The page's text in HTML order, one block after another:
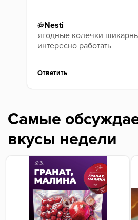
@Nesti
ягодные колечки
интересно работать
Ответить
Самые
вкусы недели